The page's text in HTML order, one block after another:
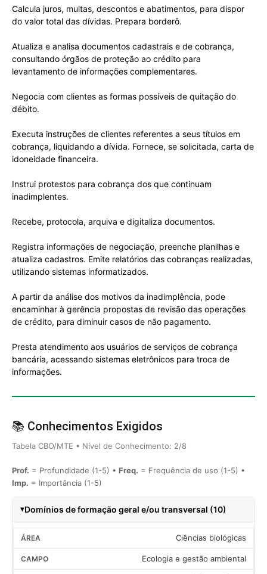
Calcula juros, multas, descontos e abatimentos, para dispor
do valor total das dívidas. Prepara borderô.
Atualiza e analisa documentos cadastrais e de cobrança,
consultando órgãos de proteção ao crédito para
levantamento de informações complementares.
Negocia com clientes as formas possíveis de quitação do
débito.
Executa instruções de clientes referentes a seus títulos em
cobrança, liquidando a dívida. Fornece, se solicitada, carta de
idoneidade financeira.
Instrui protestos para cobrança dos que continuam
inadimplentes.
Recebe, protocola, arquiva e digitaliza documentos.
Registra informações de negociação, preenche planilhas e
atualiza cadastros. Emite relatórios das cobranças realizadas,
utilizando sistemas informatizados.
A partir da análise dos motivos da inadimplência, pode
encaminhar à gerência propostas de revisão das operações
de crédito, para diminuir casos de não pagamento.
Presta atendimento aos usuários de serviços de cobrança
bancária, acessando sistemas eletrônicos para troca de
informações.
📚 Conhecimentos Exigidos
Tabela CBO/MTE • Nível de Conhecimento: 2/8
Prof. = Profundidade (1-5) • Freq. = Frequência de uso (1-5) •
Imp. = Importância (1-5)
Domínios de formação geral e/ou transversal (10)
Ciências biológicas
Ecologia e gestão ambiental